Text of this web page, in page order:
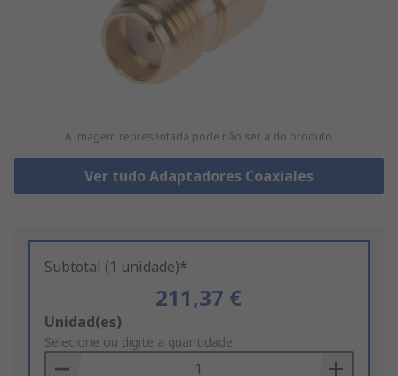
A imagem representada pode não ser a do produto
Ver tudo Adaptadores Coaxiales
Subtotal (1 unidade)*
211,37 €
Add
to
Basket
Unidad(es)
Selecione ou digite a quantidade